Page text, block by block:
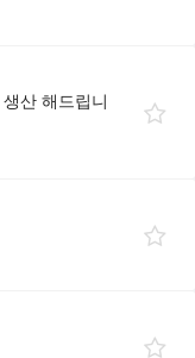
산 해드립니